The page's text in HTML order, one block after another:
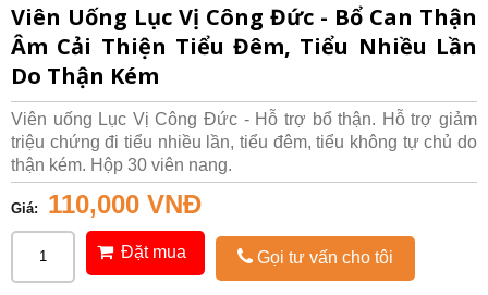
Viên Uống Lục Vị Công Đức - Bổ Can Thận
Âm Cải Thiện Tiểu Đêm, Tiểu Nhiều Lần
Do Thận Kém
Viên uống Lục Vị Công Đức - Hỗ trợ bổ thận. Hỗ trợ giảm
triệu chứng đi tiểu nhiều lần, tiểu đêm, tiểu không tự chủ do
thận kém. Hộp 30 viên nang.
Giá: 110,000 VNĐ
Đặt mua Gọi tư vấn cho tôi